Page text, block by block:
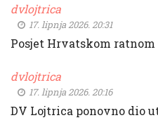
dvlojtrica
17. lipnja 2026. 20:31
Posjet Hrvatskom
dvlojtrica
17. lipnja 2026. 20:16
DV Lojtrica ponovno dio